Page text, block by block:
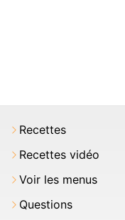
Recettes
Recettes vidéo
Voir les menus
Questions